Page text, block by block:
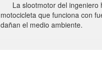
La slootmotor del ingeniero
motocicleta que funciona con
dañan el medio ambiente.